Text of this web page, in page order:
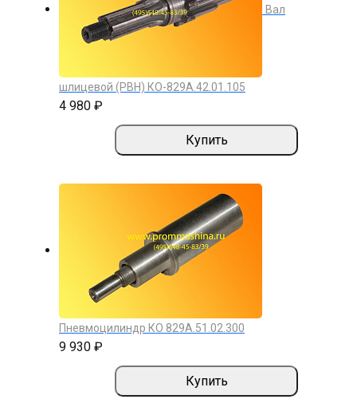
Вал
шлицевой (РВН) КО-829А.42.01.105
4 980 ₽
Купить
Пневмоцилиндр КО 829А.51.02.300
9 930 ₽
Купить